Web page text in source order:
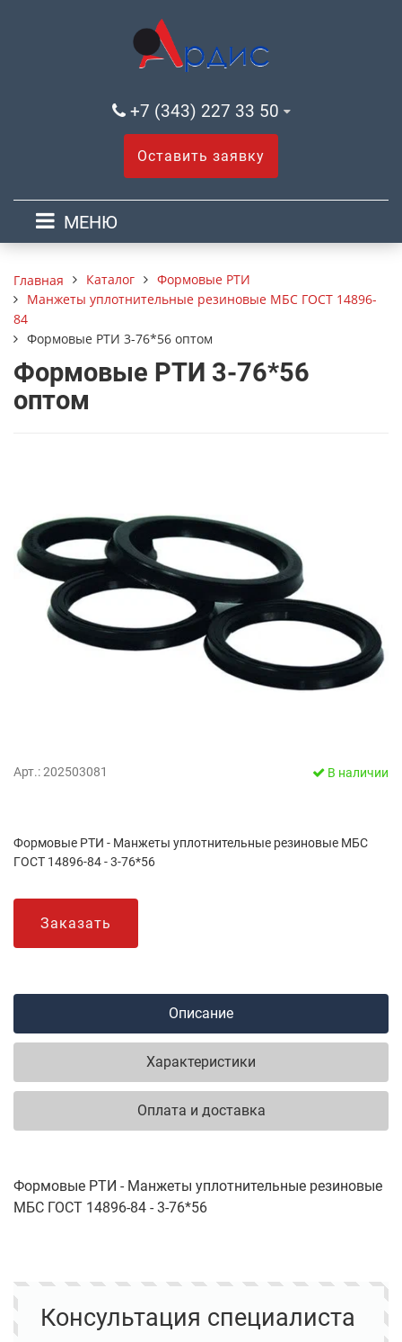
+7 (343) 227 33 50
Оставить заявку
МЕНЮ
Главная Каталог
Формовые РТИ
Манжеты уплотнительные резиновые МБС ГОСТ 14896-
84
Формовые РТИ 3-76*56 оптом
Формовые РТИ 3-76*56
оптом
Арт.: 202503081 В наличии
Формовые РТИ - Манжеты уплотнительные резиновые МБС
ГОСТ 14896-84 - 3-76*56
Заказать
Описание
Характеристики
Оплата и доставка
Формовые РТИ - Манжеты уплотнительные резиновые
МБС ГОСТ 14896-84 - 3-76*56
Консультация специалиста